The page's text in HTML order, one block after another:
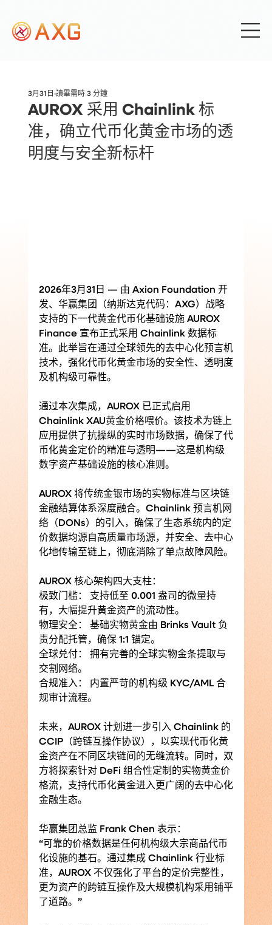
AUROX 采用 Chainlink 标
准，确立代币化黄金市场的透
明度与安全新标杆
3月31日 讀畢需時 3 分鐘
2026年3月31日 — 由 Axion Foundation 开
发、华赢集团（纳斯达克代码：AXG）战略
支持的下一代黄金代币化基础设施 AUROX
Finance 宣布正式采用 Chainlink 数据标
准。此举旨在通过全球领先的去中心化预言机
技术，强化代币化黄金市场的安全性、透明度
及机构级可靠性。
通过本次集成，AUROX 已正式启用
Chainlink XAU黄金价格喂价。该技术为链上
应用提供了抗操纵的实时市场数据，确保了代
币化黄金定价的精准与透明——这是机构级
数字资产基础设施的核心准则。
AUROX 将传统金银市场的实物标准与区块链
金融结算体系深度融合。Chainlink 预言机网
络（DONs）的引入，确保了生态系统内的定
价数据均源自高质量市场源，并安全、去中心
化地传输至链上，彻底消除了单点故障风险。
AUROX 核心架构四大支柱：
极致门槛： 支持低至 0.001 盎司的微量持
有，大幅提升黄金资产的流动性。
物理安全： 基础实物黄金由 Brinks Vault 负
责分配托管，确保 1:1 锚定。
全球兑付： 拥有完善的全球实物金条提取与
交割网络。
合规准入： 内置严苛的机构级 KYC/AML 合
规审计流程。
未来，AUROX 计划进一步引入 Chainlink 的
CCIP（跨链互操作协议），以实现代币化黄
金资产在不同区块链间的无缝流转。同时，双
方将探索针对 DeFi 组合性定制的实物黄金价
格流，支持代币化黄金进入更广阔的去中心化
金融生态。
华赢集团总监 Frank Chen 表示：
“可靠的价格数据是任何机构级大宗商品代币
化设施的基石。通过集成 Chainlink 行业标
准，AUROX 不仅强化了平台的定价完整性，
更为资产的跨链互操作及大规模机构采用铺平
了道路。”